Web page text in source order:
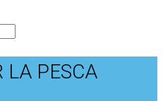
LA PESCA